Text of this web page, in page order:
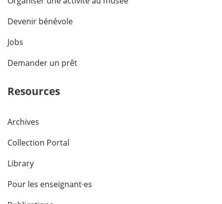
Devenir bénévole
Jobs
Demander un prêt
Resources
Archives
Collection Portal
Library
Pour les enseignant·es